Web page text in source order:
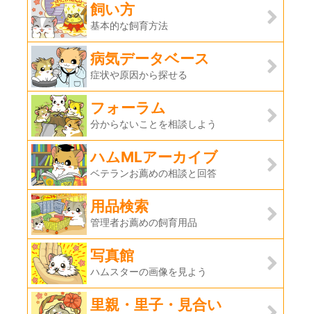
飼い方
基本的な飼育方法
病気データベース
症状や原因から探せる
フォーラム
分からないことを相談しよう
ハムMLアーカイブ
ベテランお薦めの相談と回答
用品検索
管理者お薦めの飼育用品
写真館
ハムスターの画像を見よう
里親・里子・見合い